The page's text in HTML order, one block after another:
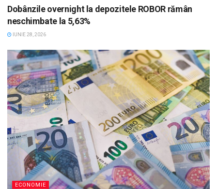
Dobânzile overnight la depozitele ROBOR rămân
neschimbate la 5,63%
IUNIE 28, 2026
ECONOMIE